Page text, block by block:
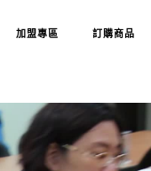
加盟專區 訂購商品